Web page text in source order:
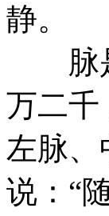
静。
脉是
万二千
左脉、
说：“